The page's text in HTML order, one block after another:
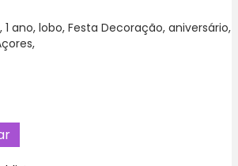
1 ano, lobo, Festa Decoração, aniversário,